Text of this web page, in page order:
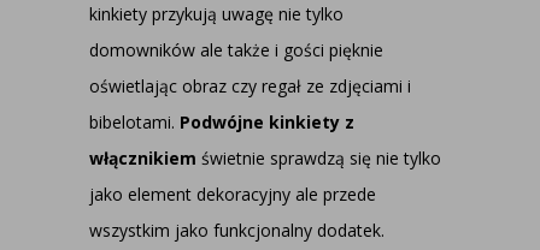
kinkiety przykują uwagę nie tylko
domowników ale także i gości pięknie
oświetlając obraz czy regał ze zdjęciami i
bibelotami. Podwójne kinkiety z
włącznikiem świetnie sprawdzą się nie tylko
jako element dekoracyjny ale przede
wszystkim jako funkcjonalny dodatek.